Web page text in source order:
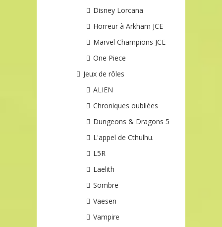
Disney Lorcana
Horreur à Arkham JCE
Marvel Champions JCE
One Piece
Jeux de rôles
ALIEN
Chroniques oubliées
Dungeons & Dragons 5
L'appel de Cthulhu.
L5R
Laelith
Sombre
Vaesen
Vampire